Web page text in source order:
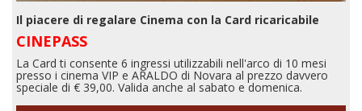
Il piacere di regalare Cinema con la Card ricaricabile
CINEPASS
La Card ti consente 6 ingressi utilizzabili nell'arco di 10 mesi
presso i cinema VIP e ARALDO di Novara al prezzo davvero
speciale di € 39,00. Valida anche al sabato e domenica.